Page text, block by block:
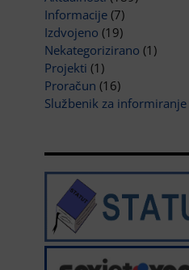
Informacije (7)
Izdvojeno (19)
Nekategorizirano (1)
Projekti (1)
Proračun (16)
Službenik za informiranje